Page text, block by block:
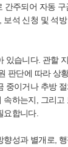
간주되어 자동
석 신청 및 석
있습니다. 관할
판단에 따라 상
중이거나 추방
하는지, 그리
요합니다.
성과 별개로,